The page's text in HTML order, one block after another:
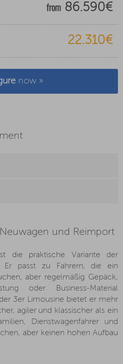
from 86.590€
22.310€
now »
und Reimport
die praktische Variante der
Er passt zu Fahrern, die ein
aber regelmäßig Gepäck,
oder Business-Material
3er Limousine bietet er mehr
agiler und klassischer als ein
Dienstwagenfahrer und
aber keinen hohen Aufbau